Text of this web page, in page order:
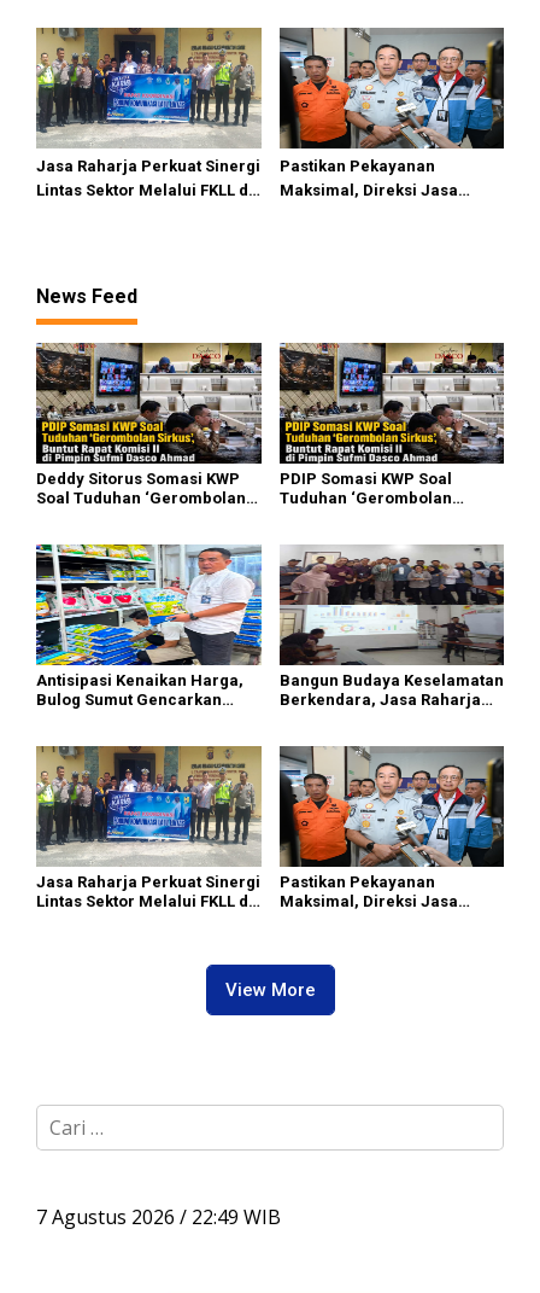
Premium
Pasifik Medan Industri
Jasa Raharja Perkuat Sinergi
Lintas Sektor Melalui FKLL di
Pastikan Pekayanan
Maksimal, Direksi Jasa
News Feed
Deddy Sitorus Somasi KWP
Soal Tuduhan ‘Gerombolan
Ahmad
PDIP Somasi KWP Soal
Tuduhan ‘Gerombolan
Ahmad
Antisipasi Kenaikan Harga,
Bulog Sumut Gencarkan
Bangun Budaya Keselamatan
Berkendara, Jasa Raharja
Jasa Raharja Perkuat Sinergi
Lintas Sektor Melalui FKLL di
Pastikan Pekayanan
Maksimal, Direksi Jasa
View More
C
a
u
7 Agustus 2026 / 22:49 WIB